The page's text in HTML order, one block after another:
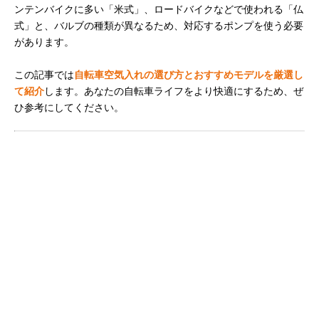
ンテンバイクに多い「米式」、ロードバイクなどで使われる「仏
式」と、バルブの種類が異なるため、対応するポンプを使う必要
があります。
この記事では自転車空気入れの選び方とおすすめモデルを厳選し
て紹介します。あなたの自転車ライフをより快適にするため、ぜ
ひ参考にしてください。